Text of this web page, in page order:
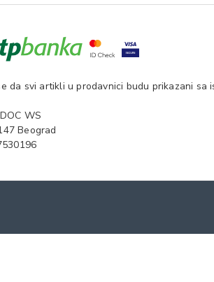
da svi artikli u prodavnici budu prikazani sa
WS
Beograd